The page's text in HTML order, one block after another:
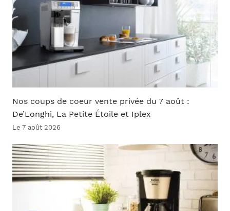
Nos coups de coeur vente privée du 7 août :
De’Longhi, La Petite Étoile et Iplex
Le 7 août 2026